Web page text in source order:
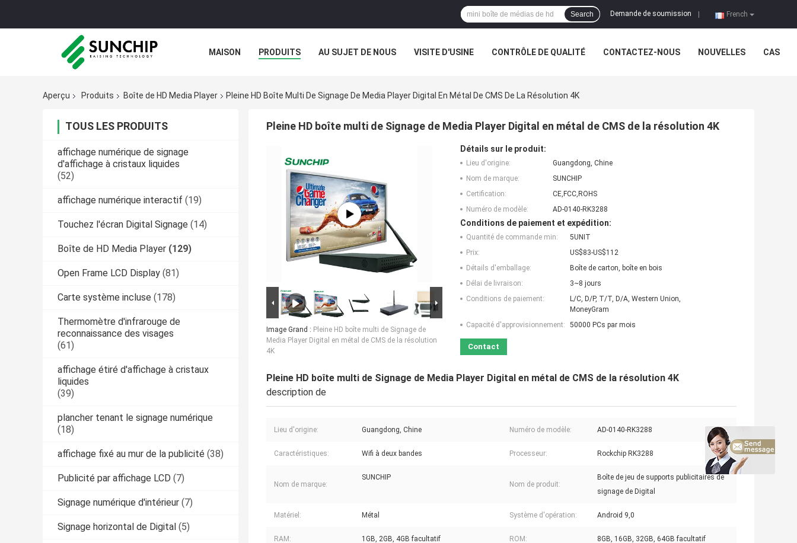
French
Demande de soumission
Search
MAISON PRODUITS AU SUJET DE NOUS VISITE D'USINE CONTRÔLE DE QUALITÉ CONTACTEZ-NOUS NOUVELLES CAS
Aperçu Produits Boîte de HD Media Player Pleine HD Boîte Multi De Signage De Media Player Digital En Métal De CMS De La Résolution 4K
TOUS LES PRODUITS
affichage numérique de signage
d'affichage à cristaux liquides
(52)
affichage numérique interactif (19)
Touchez l'écran Digital Signage (14)
Boîte de HD Media Player (129)
Open Frame LCD Display (81)
Carte système incluse (178)
Thermomètre d'infrarouge de
reconnaissance des visages
(61)
affichage étiré d'affichage à cristaux
liquides
(39)
plancher tenant le signage numérique
(18)
affichage fixé au mur de la publicité (38)
Publicité par affichage LCD (7)
Signage numérique d'intérieur (7)
Signage horizontal de Digital (5)
Pleine HD boîte multi de Signage de Media Player Digital en métal de CMS de la résolution 4K
Image Grand : Pleine HD boîte multi de Signage de
Media Player Digital en métal de CMS de la résolution
4K
Détails sur le produit:
Lieu d'origine:
Guangdong, Chine
Nom de marque:
SUNCHIP
Certification:
CE,FCC,ROHS
Numéro de modèle:
AD-0140-RK3288
Conditions de paiement et expédition:
Quantité de commande min:
5UNIT
Prix:
US$83-US$112
Détails d'emballage:
Boîte de carton, boîte en bois
Délai de livraison:
3~8 jours
Conditions de paiement:
L/C, D/P, T/T, D/A, Western Union,
MoneyGram
Capacité d'approvisionnement:
50000 PCs par mois
Contact
Pleine HD boîte multi de Signage de Media Player Digital en métal de CMS de la résolution 4K
description de
Lieu d'origine: Guangdong, Chine Numéro de modèle: AD-0140-RK3288
Caractéristiques: Wifi à deux bandes Processeur: Rockchip RK3288
Nom de marque:
SUNCHIP
Nom de produit:
Boîte de jeu de supports publicitaires de
signage de Digital
Matériel: Métal Système d'opération: Android 9,0
RAM: 1GB, 2GB, 4GB facultatif ROM: 8GB, 16GB, 32GB, 64GB facultatif